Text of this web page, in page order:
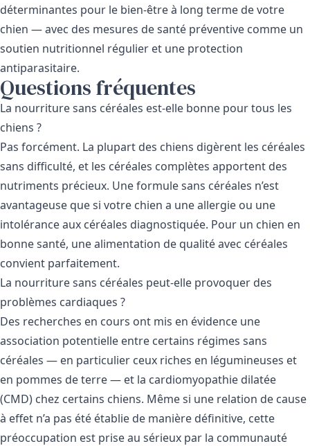
déterminantes pour le bien-être à long terme de votre
chien — avec des mesures de santé préventive comme un
soutien nutritionnel régulier et une protection
antiparasitaire.
Questions fréquentes
La nourriture sans céréales est-elle bonne pour tous les
chiens ?
Pas forcément. La plupart des chiens digèrent les céréales
sans difficulté, et les céréales complètes apportent des
nutriments précieux. Une formule sans céréales n’est
avantageuse que si votre chien a une allergie ou une
intolérance aux céréales diagnostiquée. Pour un chien en
bonne santé, une alimentation de qualité avec céréales
convient parfaitement.
La nourriture sans céréales peut-elle provoquer des
problèmes cardiaques ?
Des recherches en cours ont mis en évidence une
association potentielle entre certains régimes sans
céréales — en particulier ceux riches en légumineuses et
en pommes de terre — et la cardiomyopathie dilatée
(CMD) chez certains chiens. Même si une relation de cause
à effet n’a pas été établie de manière définitive, cette
préoccupation est prise au sérieux par la communauté